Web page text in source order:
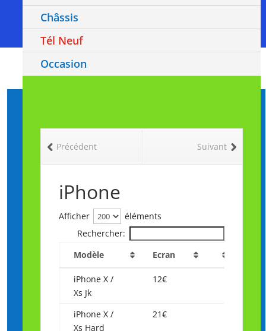
Châssis
Tél Neuf
Occasion
Suivant
Précédent
iPhone
Afficher
éléments
Rechercher:
Modèle
Ecran
Modèle
Ecran
iPhone X /
Xs Jk
12€
iPhone X /
Xs Hard
21€